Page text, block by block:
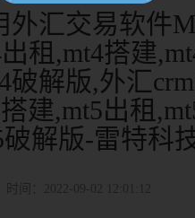
外汇交易软件
租,mt4搭建
破解版,外汇
建,mt5出租
解版-雷特科技